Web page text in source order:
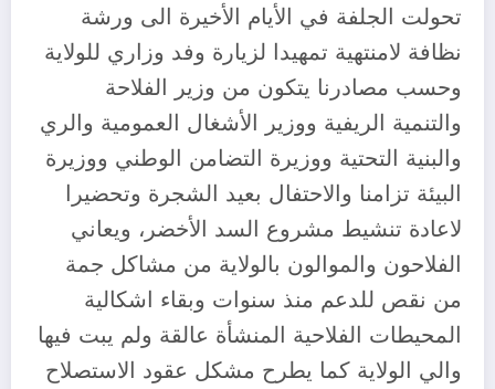
تحولت الجلفة في الأيام الأخيرة الى ورشة
نظافة لامنتهية تمهيدا لزيارة وفد وزاري للولاية
وحسب مصادرنا يتكون من وزير الفلاحة
والتنمية الريفية ووزير الأشغال العمومية والري
والبنية التحتية ووزيرة التضامن الوطني ووزيرة
البيئة تزامنا والاحتفال بعيد الشجرة وتحضيرا
لاعادة تنشيط مشروع السد الأخضر، ويعاني
الفلاحون والموالون بالولاية من مشاكل جمة
من نقص للدعم منذ سنوات وبقاء اشكالية
المحيطات الفلاحية المنشأة عالقة ولم يبت فيها
والي الولاية كما يطرح مشكل عقود الاستصلاح